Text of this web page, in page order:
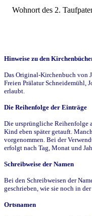
Wohnort des 2.
Hinweise zu den
Das Original-Kirchenbuch von
Freien Prälatur Schneidemühl,
erlaubt.
Die Reihenfolge der Einträge
Die ursprüngliche Reihenfolge
Kind eben später getauft.
vorgenommen. Bei der
erfolgt nach Tag, Monat und
Schreibweise der Namen
Bei den Schreibweisen der
geschrieben, wie sie noch in
Ortsnamen